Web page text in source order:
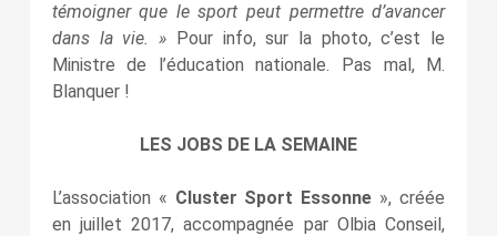
témoigner que le sport peut permettre d’avancer
dans la vie. » Pour info, sur la photo, c’est le
Ministre de l’éducation nationale. Pas mal, M.
Blanquer !
LES JOBS DE LA SEMAINE
L’association « Cluster Sport Essonne », créée
en juillet 2017, accompagnée par Olbia Conseil,